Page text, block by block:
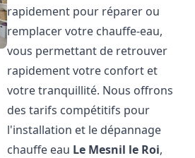
rapidement pour réparer ou
remplacer votre chauffe-eau,
vous permettant de retrouver
rapidement votre confort et
votre tranquillité. Nous offrons
des tarifs compétitifs pour
l'installation et le dépannage
chauffe eau Le Mesnil le Roi,